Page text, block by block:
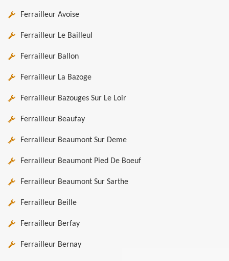
Ferrailleur Avoise
Ferrailleur Le Bailleul
Ferrailleur Ballon
Ferrailleur La Bazoge
Ferrailleur Bazouges Sur Le Loir
Ferrailleur Beaufay
Ferrailleur Beaumont Sur Deme
Ferrailleur Beaumont Pied De Boeuf
Ferrailleur Beaumont Sur Sarthe
Ferrailleur Beille
Ferrailleur Berfay
Ferrailleur Bernay